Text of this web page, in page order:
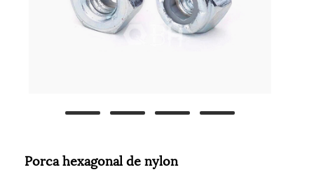
Porca hexagonal de nylon